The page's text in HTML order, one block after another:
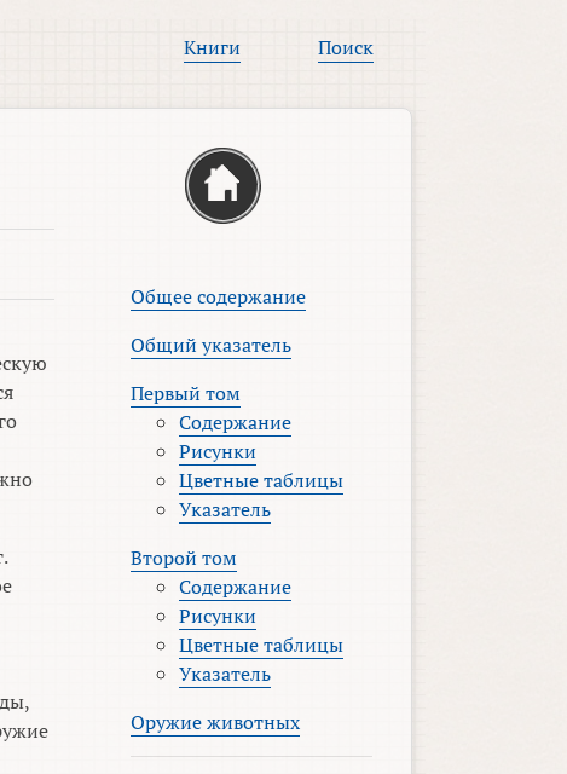
Книги Поиск
Общее содержание
Общий указатель
Первый том
Содержание
Рисунки
Цветные таблицы
Указатель
Второй том
Содержание
Рисунки
Цветные таблицы
Указатель
Оружие животных